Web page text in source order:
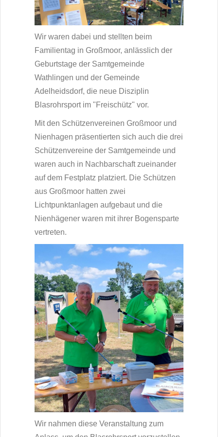
Wir waren dabei und stellten beim
Familientag in Großmoor, anlässlich der
Geburtstage der Samtgemeinde
Wathlingen und der Gemeinde
Adelheidsdorf, die neue Disziplin
Blasrohrsport im "Freischütz" vor.
Mit den Schützenvereinen Großmoor und
Nienhagen präsentierten sich auch die drei
Schützenvereine der Samtgemeinde und
waren auch in Nachbarschaft zueinander
auf dem Festplatz platziert. Die Schützen
aus Großmoor hatten zwei
Lichtpunktanlagen aufgebaut und die
Nienhägener waren mit ihrer Bogensparte
vertreten.
Wir nahmen diese Veranstaltung zum